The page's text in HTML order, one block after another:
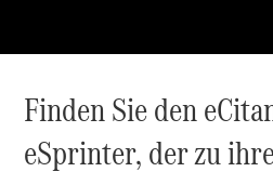
Intelligente
Garantie
Finden Sie den
eSprinter, der zu